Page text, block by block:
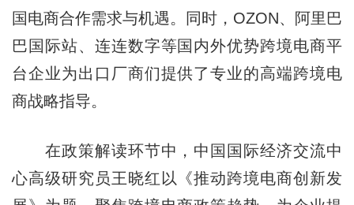
国电商合作需求与机遇。同时，OZON、阿里巴
巴国际站、连连数字等国内外优势跨境电商平
台企业为出口厂商们提供了专业的高端跨境电
商战略指导。
在政策解读环节中，中国国际经济交流中
心高级研究员王晓红以《推动跨境电商创新发